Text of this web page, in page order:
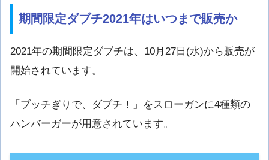
期間限定ダブチ2021年はいつまで販売か
2021年の期間限定ダブチは、10月27日(水)から販売が
開始されています。
「ブッチぎりで、ダブチ！」をスローガンに4種類の
ハンバーガーが用意されています。